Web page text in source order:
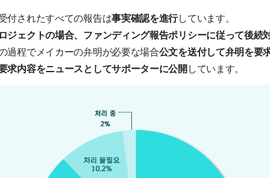
付されたすべての報告は事実確認を進行しています。
ジェクトの場合、ファンディング報告ポリシーに従って後続
過程でメイカーの弁明が必要な場合公文を送付して弁明を要
求内容をニュースとしてサポーターに公開 しています。